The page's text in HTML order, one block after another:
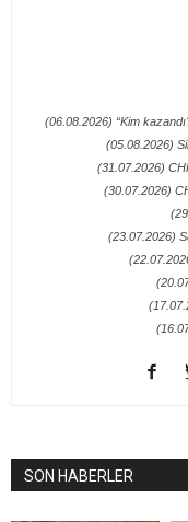
(06.08.2026) “Kim
(05.08.2026)
(31.07.2026)
(30.07.2026)
(23.07.2026)
SON HABERLER